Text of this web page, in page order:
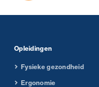
Opleidingen
Fysieke gezondheid
Ergonomie